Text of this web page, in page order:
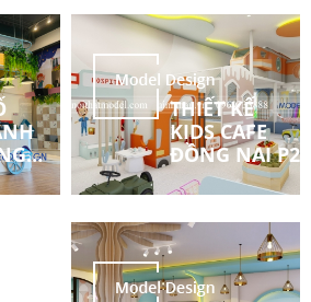
QUẬN 7
TPHCM P2
THIẾT KẾ
KIDS CAFE
ĐỒNG NAI P2